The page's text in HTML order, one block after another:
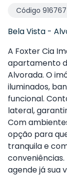
Código 916767
Bela Vista -
A Foxter Cia
apartamento
Alvorada. O
iluminados,
funcional.
lateral,
Com
opção para
tranquila e
agende já sua